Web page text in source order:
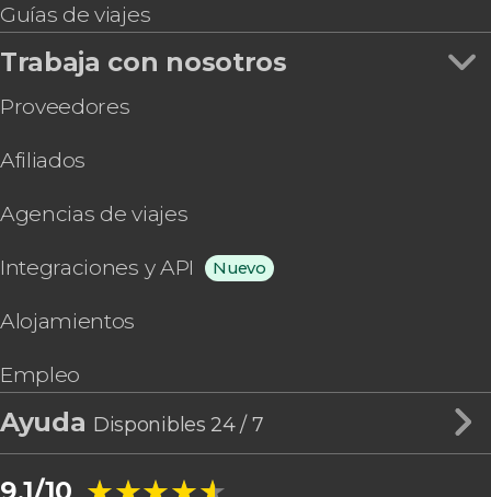
Guías de viajes
Trabaja con nosotros
Proveedores
Afiliados
Agencias de viajes
Integraciones y API Nuevo
Alojamientos
Empleo
Ayuda Disponibles 24 / 7